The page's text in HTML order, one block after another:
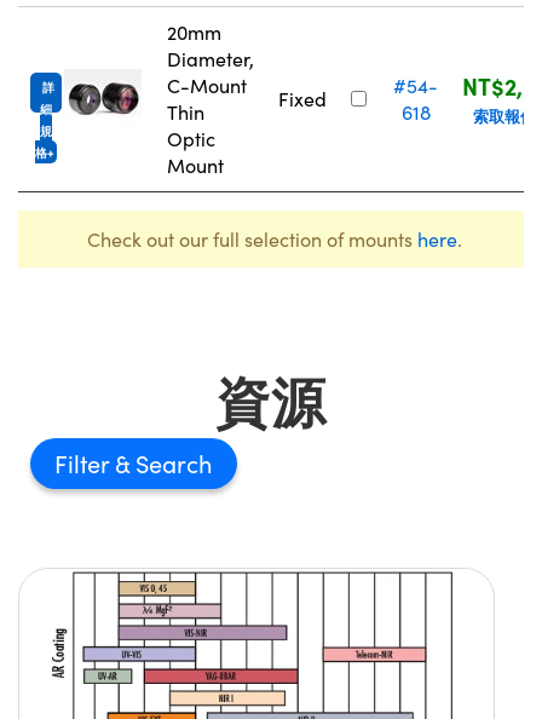
詳
細
規
格
20mm
Diameter,
C-Mount
Thin
Optic
Mount
618
索取報價
資源
Filter